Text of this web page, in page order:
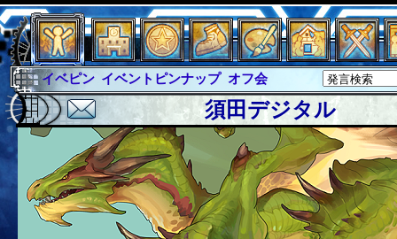
イベピン イベントピンナップ オフ会
グラシャ グラシャ・ラボラス
グローバルジャスティス サイキックハーツ
サイキックハーツ大戦 シュラウド ソロモン
ファイナル アブソーバー
須田デジタル